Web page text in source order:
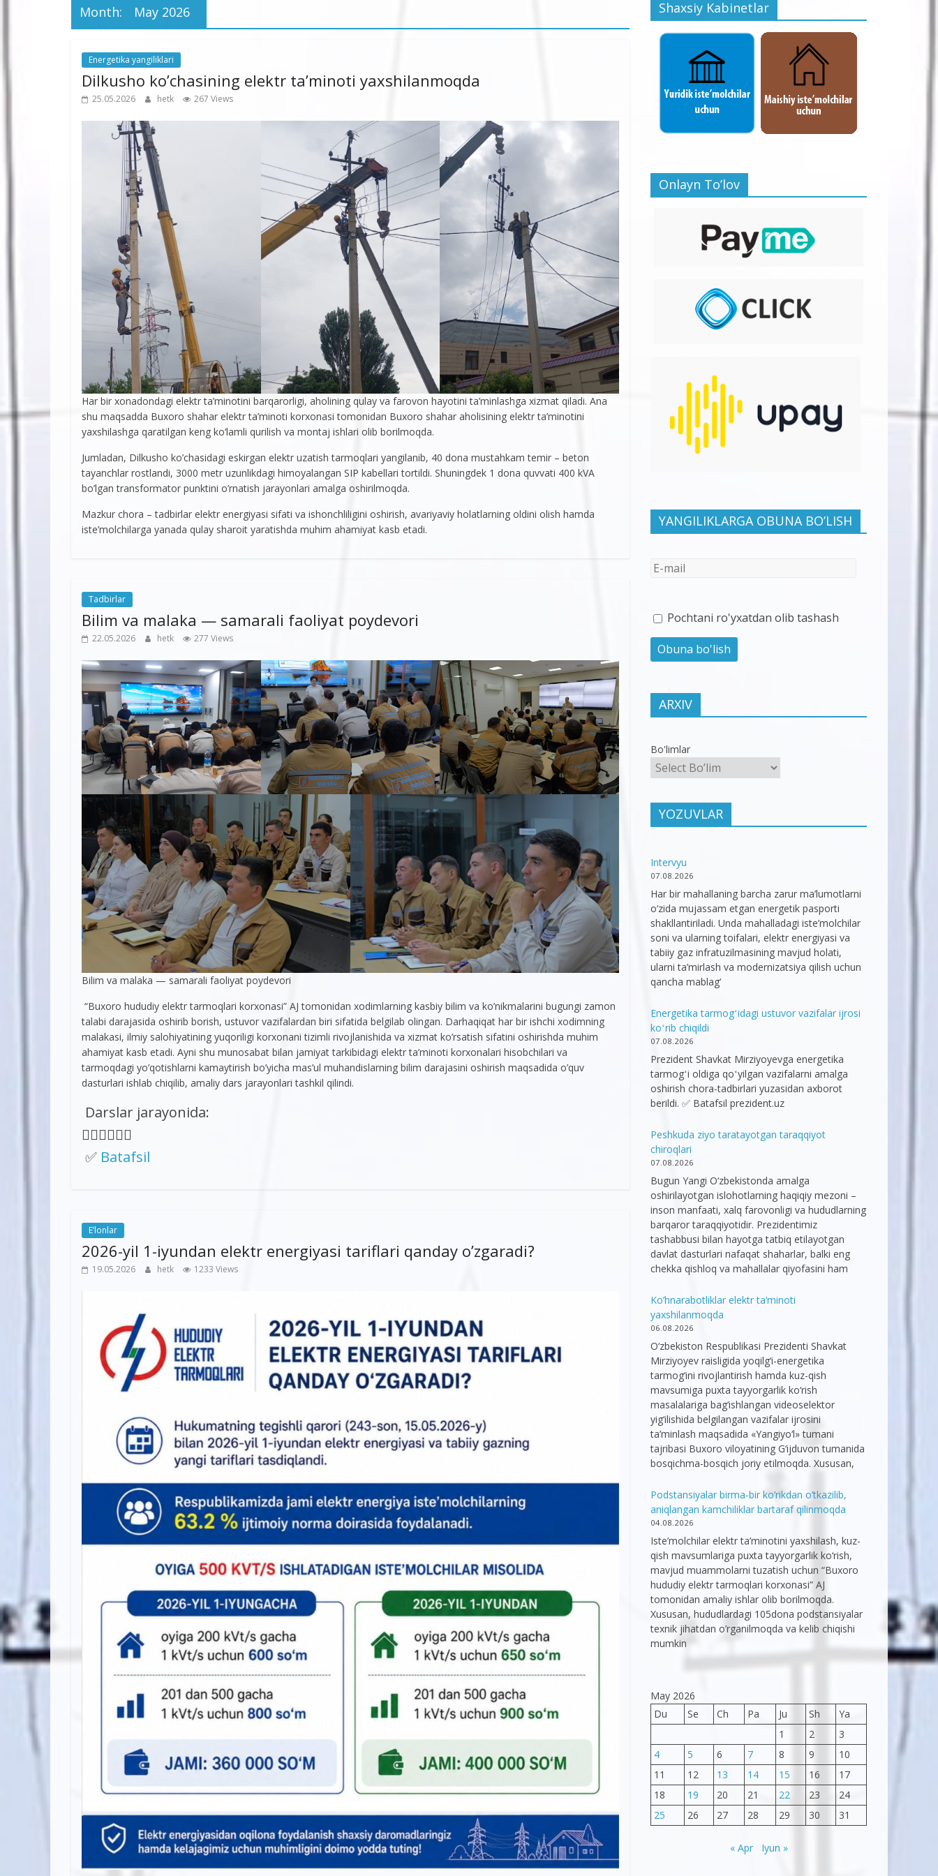
Month: May 2026
Energetika yangiliklari
Dilkusho ko’chasining elektr ta’minoti yaxshilanmoqda
25.05.2026 hetk 267 Views
Har bir xonadondagi elektr ta’minotini barqarorligi, aholining qulay va farovon hayotini ta’minlashga xizmat qiladi. Ana
shu maqsadda Buxoro shahar elektr ta’minoti korxonasi tomonidan Buxoro shahar aholisining elektr ta’minotini
yaxshilashga qaratilgan keng ko‘lamli qurilish va montaj ishlari olib borilmoqda.
Jumladan, Dilkusho ko’chasidagi eskirgan elektr uzatish tarmoqlari yangilanib, 40 dona mustahkam temir – beton
tayanchlar rostlandi, 3000 metr uzunlikdagi himoyalangan SIP kabellari tortildi. Shuningdek 1 dona quvvati 400 kVA
bo’lgan transformator punktini o’rnatish jarayonlari amalga oshirilmoqda.
Mazkur chora – tadbirlar elektr energiyasi sifati va ishonchliligini oshirish, avariyaviy holatlarning oldini olish hamda
iste’molchilarga yanada qulay sharoit yaratishda muhim ahamiyat kasb etadi.
Tadbirlar
Bilim va malaka — samarali faoliyat poydevori
22.05.2026 hetk 277 Views
Bilim va malaka — samarali faoliyat poydevori
“Buxoro hududiy elektr tarmoqlari korxonasi” AJ tomonidan xodimlarning kasbiy bilim va ko’nikmalarini bugungi zamon
talabi darajasida oshirib borish, ustuvor vazifalardan biri sifatida belgilab olingan. Darhaqiqat har bir ishchi xodimning
malakasi, ilmiy salohiyatining yuqoriligi korxonani tizimli rivojlanishida va xizmat ko’rsatish sifatini oshirishda muhim
ahamiyat kasb etadi. Ayni shu munosabat bilan jamiyat tarkibidagi elektr ta’minoti korxonalari hisobchilari va
tarmoqdagi yo’qotishlarni kamaytirish bo’yicha mas’ul muhandislarning bilim darajasini oshirish maqsadida o’quv
dasturlari ishlab chiqilib, amaliy dars jarayonlari tashkil qilindi.
Darslar jarayonida:
👇🏼👇🏼👇🏼
✅ Batafsil
E’lonlar
2026-yil 1-iyundan elektr energiyasi tariflari qanday o’zgaradi?
19.05.2026 hetk 1233 Views
Shaxsiy Kabinetlar
Onlayn To’lov
YANGILIKLARGA OBUNA BO’LISH
Pochtani ro'yxatdan olib tashash
ARXIV
Bo'limlar
YOZUVLAR
Intervyu
07.08.2026
Har bir mahallaning barcha zarur ma’lumotlarni
o‘zida mujassam etgan energetik pasporti
shakllantiriladi. Unda mahalladagi iste’molchilar
soni va ularning toifalari, elektr energiyasi va
tabiiy gaz infratuzilmasining mavjud holati,
ularni ta’mirlash va modernizatsiya qilish uchun
qancha mablag‘
Energetika tarmogʻidagi ustuvor vazifalar ijrosi
koʻrib chiqildi
07.08.2026
Prezident Shavkat Mirziyoyevga energetika
tarmogʻi oldiga qoʻyilgan vazifalarni amalga
oshirish chora-tadbirlari yuzasidan axborot
berildi. ✅ Batafsil prezident.uz
Peshkuda ziyo taratayotgan taraqqiyot
chiroqlari
07.08.2026
Bugun Yangi O‘zbekistonda amalga
oshirilayotgan islohotlarning haqiqiy mezoni –
inson manfaati, xalq farovonligi va hududlarning
barqaror taraqqiyotidir. Prezidentimiz
tashabbusi bilan hayotga tatbiq etilayotgan
davlat dasturlari nafaqat shaharlar, balki eng
chekka qishloq va mahallalar qiyofasini ham
Ko’hnarabotliklar elektr ta’minoti
yaxshilanmoqda
06.08.2026
O‘zbekiston Respublikasi Prezidenti Shavkat
Mirziyoyev raisligida yoqilg‘i-energetika
tarmog‘ini rivojlantirish hamda kuz-qish
mavsumiga puxta tayyorgarlik ko‘rish
masalalariga bag‘ishlangan videoselektor
yig‘ilishida belgilangan vazifalar ijrosini
ta’minlash maqsadida «Yangiyo‘l» tumani
tajribasi Buxoro viloyatining G‘ijduvon tumanida
bosqichma-bosqich joriy etilmoqda. Xususan,
Podstansiyalar birma-bir ko’rikdan o’tkazilib,
aniqlangan kamchiliklar bartaraf qilinmoqda
04.08.2026
Iste’molchilar elektr ta’minotini yaxshilash, kuz-
qish mavsumlariga puxta tayyorgarlik ko‘rish,
mavjud muammolarni tuzatish uchun “Buxoro
hududiy elektr tarmoqlari korxonasi” AJ
tomonidan amaliy ishlar olib borilmoqda.
Xususan, hududlardagi 105dona podstansiyalar
texnik jihatdan o’rganilmoqda va kelib chiqishi
mumkin
May 2026
Du
Se Ch Pa Ju Sh
Ya
1
2
3
4
5 6 7 8 9
10
11
12 13 14 15 16
17
18
19 20 21 22 23
24
25
26 27 28 29 30 31
« Apr Iyun »